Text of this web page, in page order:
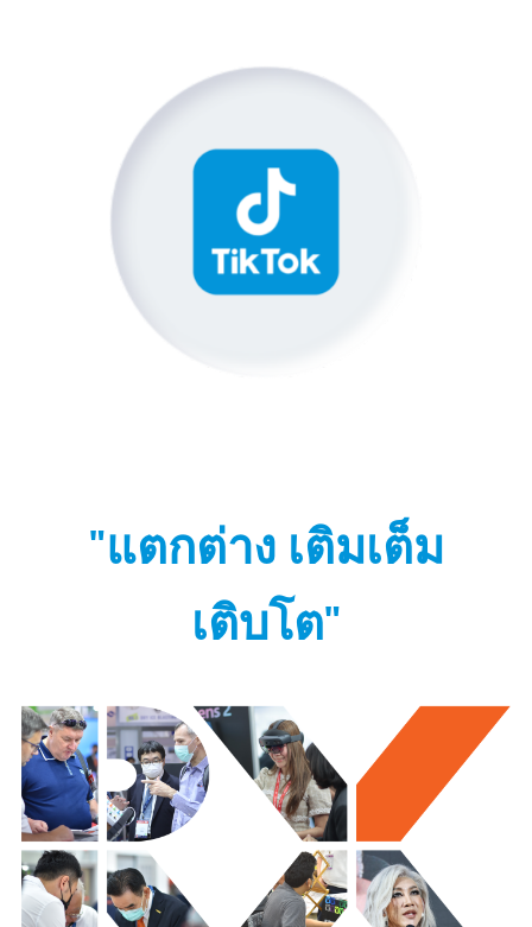
"แตกต่าง เติมเต็ม
เติบโต"